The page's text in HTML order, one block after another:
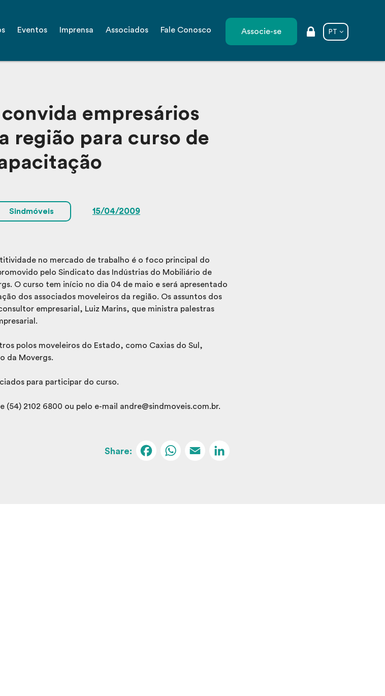
Eventos Imprensa Associados Fale Conosco Associe-se PT
empresários
região para curso de
Sindmóveis 15/04/2009
no mercado de trabalho é o foco principal do
pelo Sindicato das Indústrias do Mobiliário de
O curso tem início no dia 04 de maio e será apresentado
dos associados moveleiros da região. Os assuntos dos
empresarial, Luiz Marins, que ministra palestras
polos moveleiros do Estado, como Caxias do Sul,
da Movergs.
para participar do curso.
2102 6800 ou pelo e-mail andre@sindmoveis.com.br.
Facebook
WhatsApp
Email